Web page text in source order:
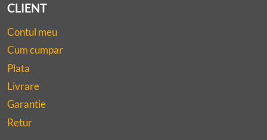
CLIENT
Contul meu
Cum cumpar
Plata
Livrare
Garantie
Retur